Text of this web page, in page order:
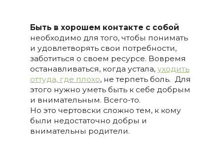
Быть в хорошем контакте с собой
необходимо для того, чтобы понимать
и удовлетворять свои потребности,
заботиться о своем ресурсе. Вовремя
останавливаться, когда устала, уходить
оттуда, где плохо, не терпеть боль. Для
этого нужно уметь быть к себе добрым
и внимательным. Всего-то.
Но это чертовски сложно тем, к кому
были недостаточно добры и
внимательны родители.